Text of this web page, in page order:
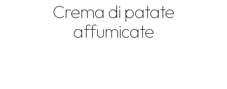
Crema di patate
affumicate